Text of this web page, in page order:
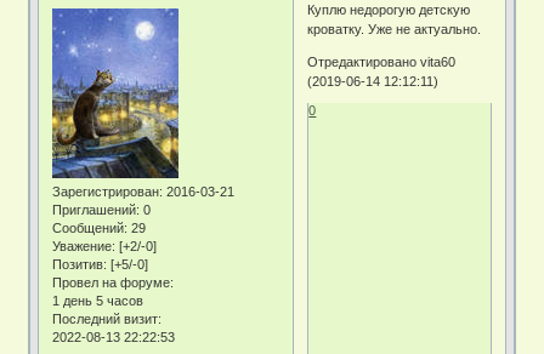
Зарегистрирован: 2016-03-21
Приглашений: 0
Сообщений: 29
Уважение: [+2/-0]
Позитив: [+5/-0]
Провел на форуме:
1 день 5 часов
Последний визит:
2022-08-13 22:22:53
Куплю недорогую детскую
кроватку. Уже не актуально.
Отредактировано vita60
(2019-06-14 12:12:11)
0